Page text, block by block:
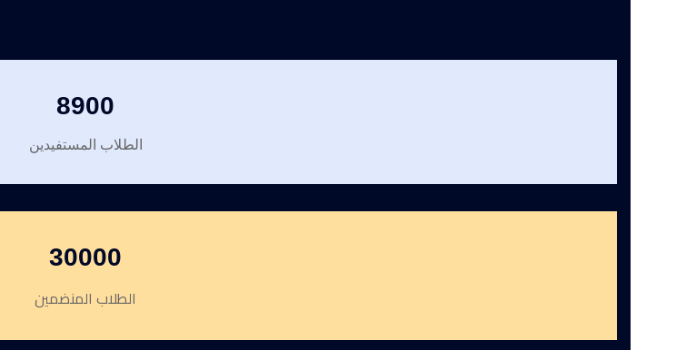
8900
الطلاب المستفيدين
30000
الطلاب المنضمين